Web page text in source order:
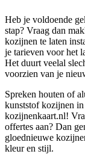
Heb je voldoende
stap? Vraag dan
kozijnen te laten
je tarieven voor het
Het duurt veelal
voorzien van je
Spreken houten of
kunststof kozijnen
kozijnenkaart.nl!
offertes aan? Dan
gloednieuwe
kleur en stijl.